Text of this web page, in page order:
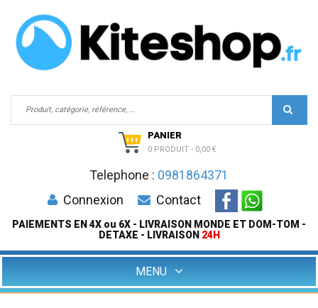
PANIER
0 PRODUIT - 0,00 €
Telephone : 0981864371
Connexion
Contact
PAIEMENTS EN 4X ou 6X - LIVRAISON MONDE ET DOM-TOM -
DETAXE - LIVRAISON 24H
MENU